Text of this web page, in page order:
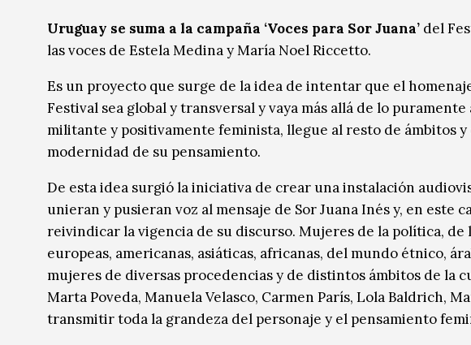
Música
Música
Sin categoría Sin categoría
Uruguay se suma a la campaña ‘Voces para Sor Juana’ del
las voces de Estela Medina y María Noel Riccetto.
Es un proyecto que surge de la idea de intentar que el
Festival sea global y transversal y vaya más allá de lo
militante y positivamente feminista, llegue al resto de ámbitos y
modernidad de su pensamiento.
De esta idea surgió la iniciativa de crear una instalación
unieran y pusieran voz al mensaje de Sor Juana Inés y, en este
reivindicar la vigencia de su discurso. Mujeres de la política, de
europeas, americanas, asiáticas, africanas, del mundo étnico,
mujeres de diversas procedencias y de distintos ámbitos de la
Marta Poveda, Manuela Velasco, Carmen París, Lola Baldrich,
transmitir toda la grandeza del personaje y el pensamiento